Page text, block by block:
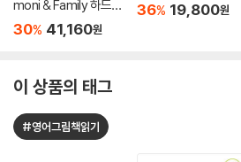
moni & Family 하드커
버 2종 세트
30% 41,160원
36% 19,800원
이 상품의 태그
#영어그림책읽기